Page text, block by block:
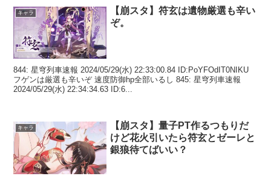
キャラ
【崩スタ】符玄は遺物厳選も辛い
ぞ。
844: 星穹列車速報 2024/05/29(水) 22:33:00.84 ID:PoYFOdIT0NIKU
フゲンは厳選も辛いぞ 速度防御hp全部いるし 845: 星穹列車速報
2024/05/29(水) 22:34:34.63 ID:6...
キャラ
【崩スタ】量子PT作るつもりだ
けど花火引いたら符玄とゼーレと
銀狼待てばいい？